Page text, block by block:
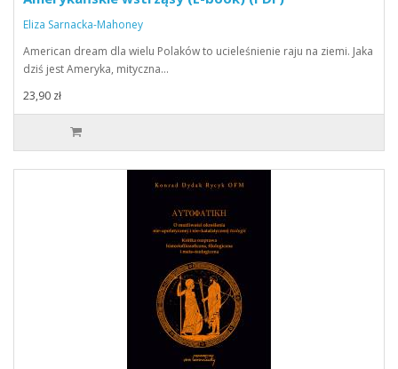
Eliza Sarnacka-Mahoney
American dream dla wielu Polaków to ucieleśnienie raju na ziemi. Jaka
dziś jest Ameryka, mityczna…
23,90 zł